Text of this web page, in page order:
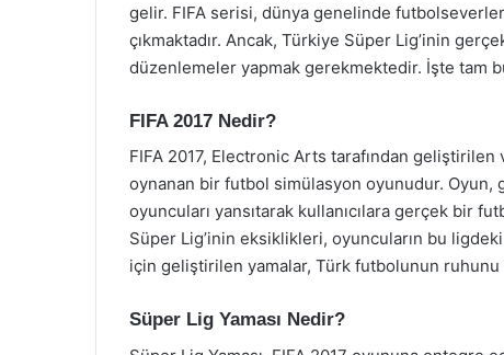
gelir. FIFA serisi, dünya genelinde
çıkmaktadır. Ancak, Türkiye Süper Lig’inin
düzenlemeler yapmak gerekmektedir. İşte tam
FIFA 2017 Nedir?
FIFA 2017, Electronic Arts tarafından
oynanan bir futbol simülasyon oyunudur. Oyun,
oyuncuları yansıtarak kullanıcılara gerçek bir
Süper Lig’inin eksiklikleri, oyuncuların bu
için geliştirilen yamalar, Türk futbolunun
Süper Lig Yaması Nedir?